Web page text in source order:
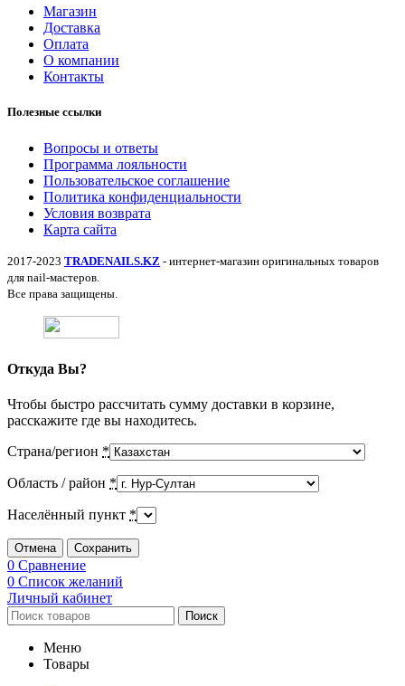
Магазин
Доставка
Оплата
О компании
Контакты
Полезные ссылки
Вопросы и ответы
Программа лояльности
Пользовательское соглашение
Политика конфиденциальности
Условия возврата
Карта сайта
2017-2023 TRADENAILS.KZ - интернет-магазин оригинальных товаров
для nail-мастеров.
Все права защищены.
Откуда Вы?
Чтобы быстро рассчитать сумму доставки в корзине,
расскажите где вы находитесь.
Страна/регион *
Область / район *
Населённый пункт *
Отмена Сохранить
0 Сравнение
0 Список желаний
Личный кабинет
Поиск
Меню
Товары